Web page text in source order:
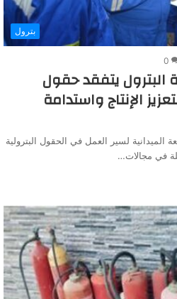
بترول
0
البترول يتفقد حقول
الإنتاج واستدامة
لسير العمل في الحقول البترولية
في مجالات…